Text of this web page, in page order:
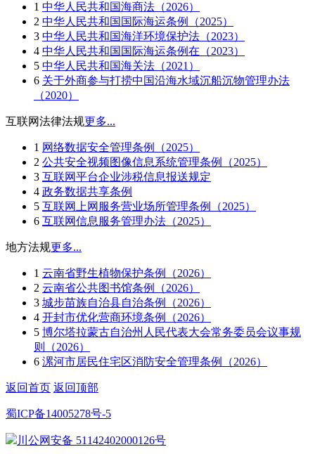
1 中华人民共和国海商法（2026）
2 中华人民共和国国际海运条例（2025）
3 中华人民共和国海洋环境保护法（2023）
4 中华人民共和国国际海运条例在（2023）
5 中华人民共和国海关法（2021）
6 关于外商参与打捞中国沿海水域沉船沉物管理办法
（2020）
互联网法律法规更多...
1 网络数据安全管理条例（2025）
2 公共安全视频图像信息系统管理条例（2025）
3 互联网平台企业涉税信息报送规定
4 政务数据共享条例
5 互联网上网服务营业场所管理条例（2025）
6 互联网信息服务管理办法（2025）
地方法规更多...
1 云南省野生植物保护条例（2026）
2 云南省公共图书馆条例（2026）
3 城步苗族自治县自治条例（2026）
4 开封市优化营商环境条例（2026）
5 博尔塔拉蒙古自治州人民代表大会常务委员会议事规
则（2026）
6 漯河市居民住宅区消防安全管理条例（2026）
返回首页 返回顶部
蜀ICP备14005278号-5
川公网安备 51142402000126号